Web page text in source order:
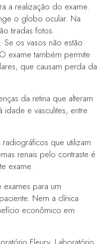
a realização do exame.
o globo ocular. Na
tiradas fotos.
Se os vasos não estão
exame também permite
que causam perda da
da retina que alteram
idade e vasculites, entre
que utilizam
renais pelo contraste é
exame.
para um
Nem a clínica
econômico em